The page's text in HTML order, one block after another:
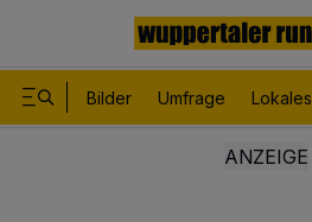
Bilder Umfrage Lokales